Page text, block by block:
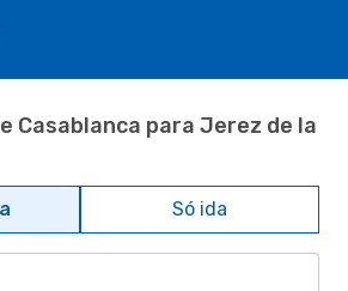
Casablanca para Jerez de la
Só ida